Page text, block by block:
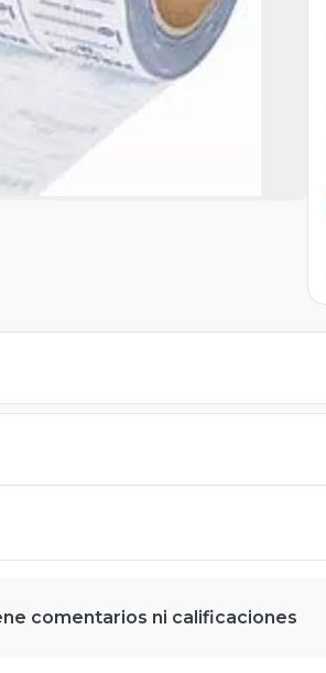
comentarios ni calificaciones